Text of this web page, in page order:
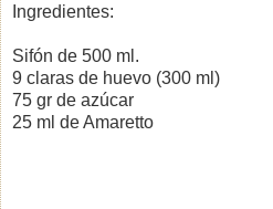
Ingredientes:
Sifón de 500 ml.
9 claras de huevo (300 ml)
75 gr de azúcar
25 ml de Amaretto